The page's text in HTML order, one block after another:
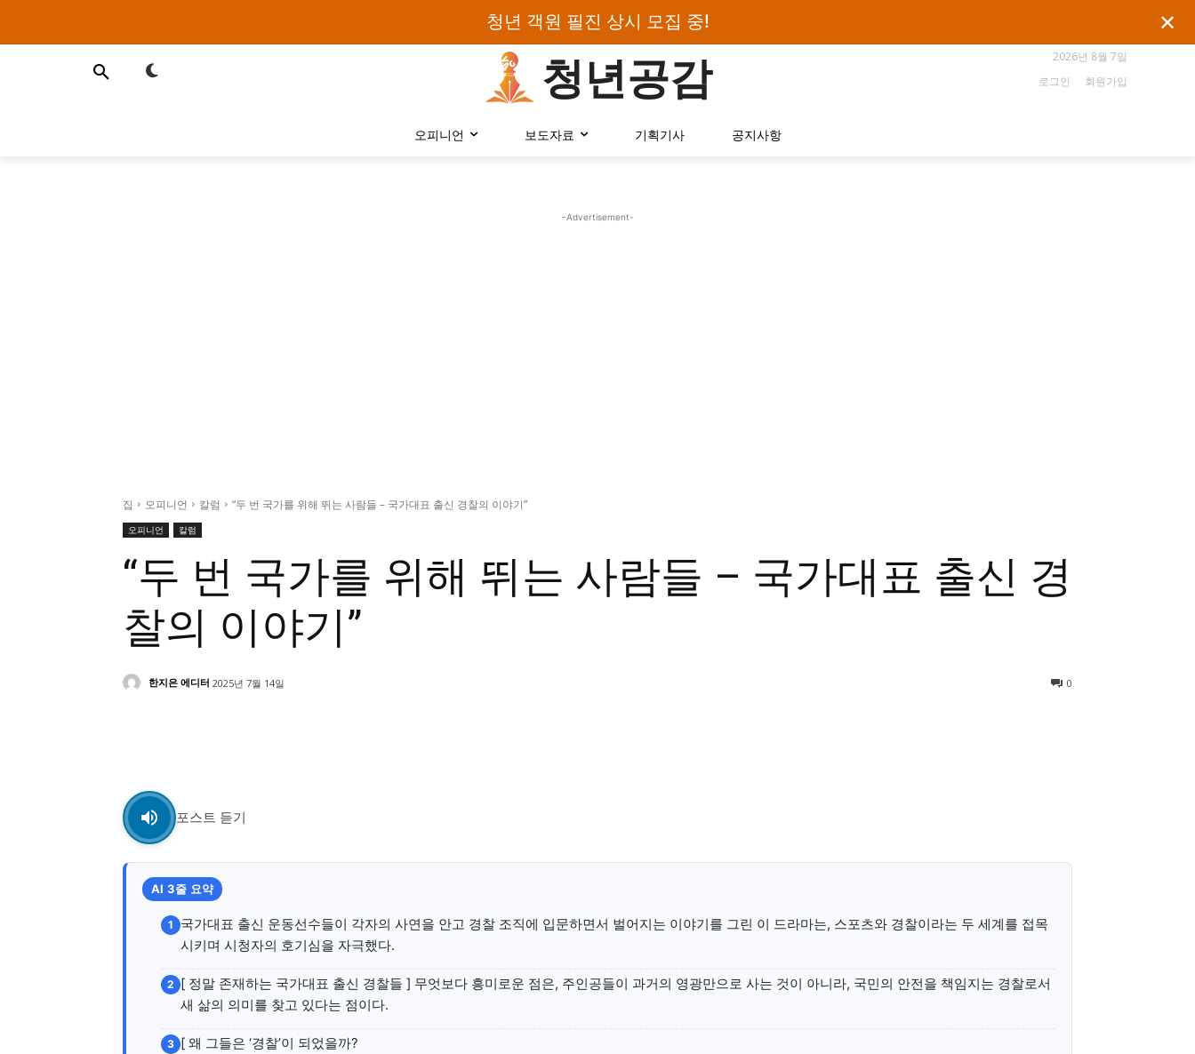
산업·금융
청년 객원 필진 상시 모집 중! ✕
청년공감
2026년 8월 7일
로그인
회원가입
오피니언 보도자료 기획기사 공지사항
-Advertisement-
집 오피니언 칼럼 “두 번 국가를 위해 뛰는 사람들 – 국가대표 출신 경찰의 이야기”
오피니언 칼럼
“두 번 국가를 위해 뛰는 사람들 – 국가대표 출신 경
찰의 이야기”
한지은 에디터 0
2025년 7월 14일
포스트 듣기
AI 3줄 요약
1
국가대표 출신 운동선수들이 각자의 사연을 안고 경찰 조직에 입문하면서 벌어지는 이야기를 그린 이 드라마는, 스포츠와 경찰이라는 두 세계를 접목
시키며 시청자의 호기심을 자극했다.
2 [ 정말 존재하는 국가대표 출신 경찰들 ] 무엇보다 흥미로운 점은, 주인공들이 과거의 영광만으로 사는 것이 아니라, 국민의 안전을 책임지는 경찰로서
새 삶의 의미를 찾고 있다는 점이다.
3 [ 왜 그들은 ‘경찰’이 되었을까?